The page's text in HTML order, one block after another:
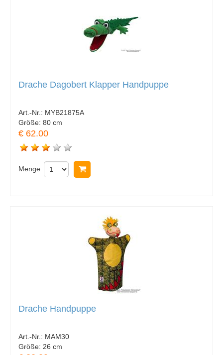
Drache Dagobert Klapper Handpuppe
Art.-Nr.: MYB21875A
Größe: 80 cm
€ 62.00
Menge
Drache Handpuppe
Art.-Nr.: MAM30
Größe: 26 cm